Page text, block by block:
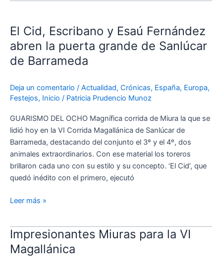
El Cid, Escribano y Esaú Fernández
abren la puerta grande de Sanlúcar
de Barrameda
Deja un comentario / Actualidad, Crónicas, España, Europa,
Festejos, Inicio / Patricia Prudencio Munoz
GUARISMO DEL OCHO Magnífica corrida de Miura la que se
lidió hoy en la VI Corrida Magallánica de Sanlúcar de
Barrameda, destacando del conjunto el 3º y el 4º, dos
animales extraordinarios. Con ese material los toreros
brillaron cada uno con su estilo y su concepto. ‘El Cid’, que
quedó inédito con el primero, ejecutó
Escribano
y
Esaú
Fernández
la
puerta
grande
de
Sanlúcar
Barrameda
Leer más »
Impresionantes Miuras para la VI
Magallánica
Impresionantes
Miuras
para